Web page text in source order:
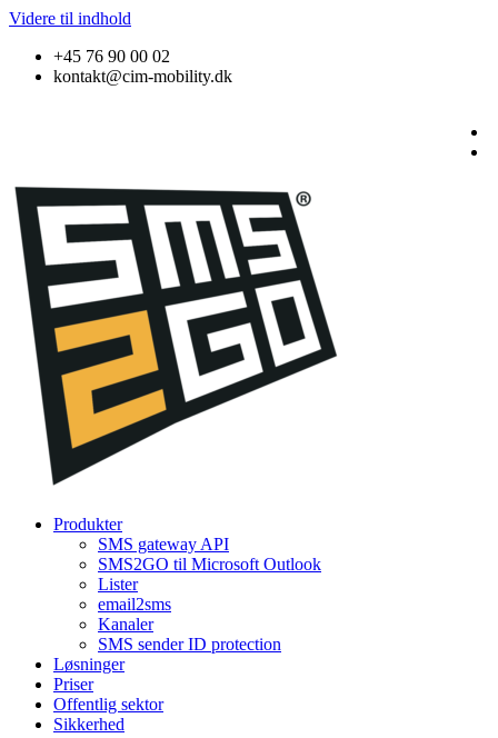
Videre til indhold
+45 76 90 00 02
kontakt@cim-mobility.dk
Produkter
SMS gateway API
SMS2GO til Microsoft Outlook
Lister
email2sms
Kanaler
SMS sender ID protection
Løsninger
Priser
Offentlig sektor
Sikkerhed